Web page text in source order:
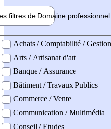
filtres de Domaine professionnel
professionel
Achats / Comptabilité / Gestion
Arts / Artisanat d'art
Banque / Assurance
Bâtiment / Travaux Publics
Commerce / Vente
Communication / Multimédia
Conseil / Etudes